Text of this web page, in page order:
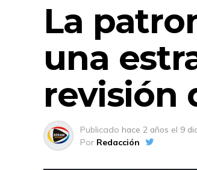
La
una
revisión
Publicado hace 2 años el 9
Por Redacción